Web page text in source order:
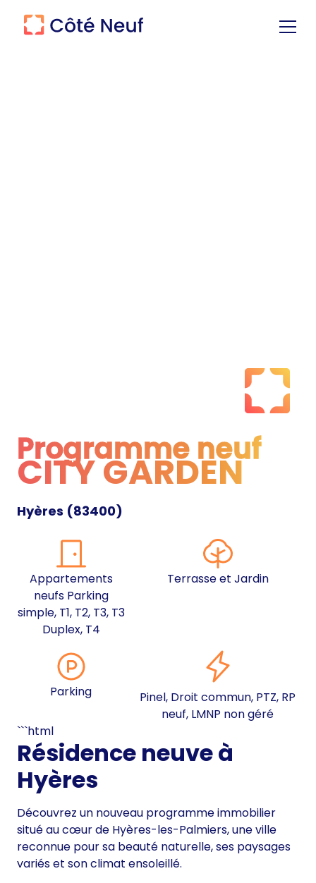
Programme neuf
Programme neuf
CITY GARDEN
Hyères (83400)
Appartements
neufs Parking
simple, T1, T2, T3, T3
Duplex, T4
Terrasse et Jardin
Parking
Pinel, Droit commun, PTZ, RP
neuf, LMNP non géré
```html
Résidence neuve à
Hyères
Découvrez un nouveau programme immobilier
situé au cœur de Hyères-les-Palmiers, une ville
reconnue pour sa beauté naturelle, ses paysages
variés et son climat ensoleillé.